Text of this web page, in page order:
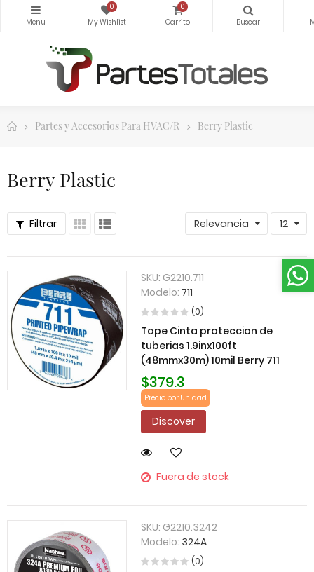
0 0
Partes y Accesorios Para HVAC/R Berry Plastic
Berry Plastic
Filtrar Relevancia 12
SKU: G2210.711
Modelo: 711
(0)
Tape Cinta proteccion de
tuberias 1.9inx100ft
(48mmx30m) 10mil Berry 711
$379.3
Precio por Unidad
Discover
Fuera de stock
SKU: G2210.3242
Modelo: 324A
(0)